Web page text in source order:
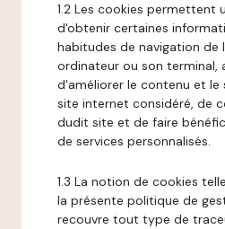
1.2 Les cookies permettent
d'obtenir certaines
habitudes de navigation de
ordinateur ou son terminal,
d'améliorer le contenu et le
site internet considéré, de
dudit site et de faire
de services personnalisés.
1.3 La notion de cookies
la présente politique de
recouvre tout type de